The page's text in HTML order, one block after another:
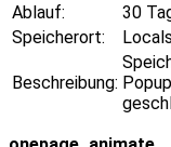
Ablauf:
30
Speicherort:
Beschreibung: